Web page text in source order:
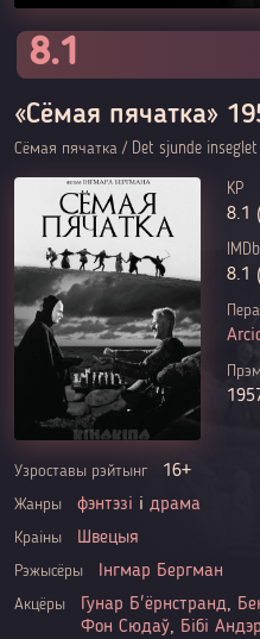
«Сёмая пячатка»
Сёмая пячатка / Det sjunde
8.1
KP
8.1
IMDb
8.1
Узроставы рэйтынг 16+
Жанры фэнтэзі і драма
Краіны Швецыя
Рэжысёры Інгмар Бергман
Акцёры Гунар Б'ёрнстранд,
Фон Сюдаў, Бібі